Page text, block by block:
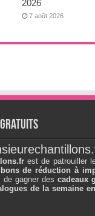
2026
7 août 2026
est de patrouiller
bons de réduction à
de gagner descadeaux
de la semaine